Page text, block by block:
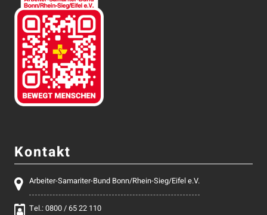
Kontakt
Arbeiter-Samariter-Bund Bonn/Rhein-Sieg/Eifel e.V.
Tel.: 0800 / 65 22 110